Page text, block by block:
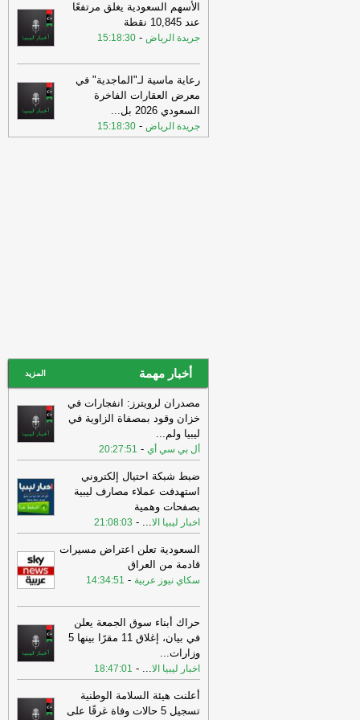
21:28
الحر ومشروبات الطاقة.. مزيج قد
يرفع ضغط الدم ويهدد القلب
اخبار ليبيا الان
21:24
الكيلاني: لو استعانت ليبيا بمحافظ
“المركزي الأمريكي” فلن يحرك ساكنًا-اخبار
ليبيا الان
21:22
شركة البريقة لتسويق النفط تعلن
اندلاع حريق بأحد خزانات الديزل في
مستودع الزاوية النفطي.. و
الأسهم السعودية يغلق مرتفعًا
عند 10,845 نقطة
جريدة الرياض -
15:18:30
رعاية ماسية لـ"الماجدية" في
معرض العقارات الفاخرة
السعودي 2026 بل
...
جريدة الرياض -
15:18:30
أخبار مهمة المزيد
مصدران لرويترز: انفجارات في
خزان وقود بمصفاة الزاوية في
ليبيا ولم...
أل بي سي أي -
20:27:51
ضبط شبكة احتيال إلكتروني
استهدفت عملاء مصارف ليبية
بصفحات وهمية
اخبار ليبيا الا...
-
21:08:03
السعودية تعلن اعتراض مسيرات
قادمة من العراق
سكاي نيوز عربية -
14:34:51
حراك أبناء سوق الجمعة يعلن
في بيان، إغلاق 11 مقرًا بينها 5
وزارات...
اخبار ليبيا الا...
-
18:47:01
أعلنت هيئة السلامة الوطنية
تسجيل 5 حالات وفاة غرقًا على